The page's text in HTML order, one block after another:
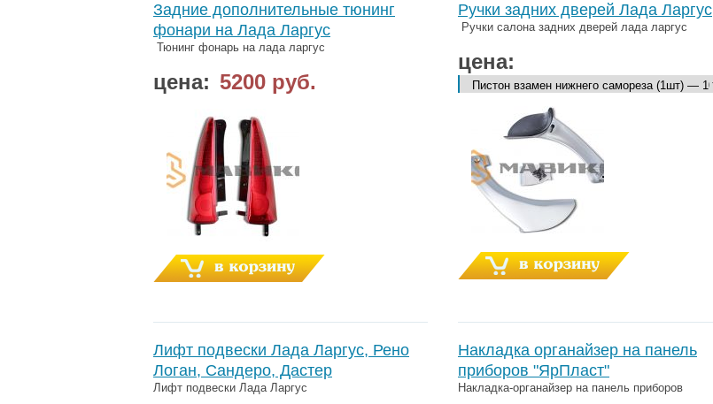
Задние дополнительные тюнинг
фонари на Лада Ларгус
Тюнинг фонарь на лада ларгус
цена: 5200 руб.
Ручки задних дверей Лада Ларгус
Ручки салона задних дверей лада ларгус
цена:
Лифт подвески Лада Ларгус, Рено
Логан, Сандеро, Дастер
Лифт подвески Лада Ларгус
Накладка органайзер на панель
приборов "ЯрПласт"
Накладка-органайзер на панель приборов